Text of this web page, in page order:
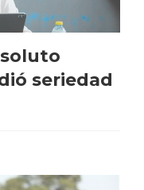
seriedad